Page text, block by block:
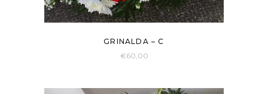
GRINALDA – C
€60,00